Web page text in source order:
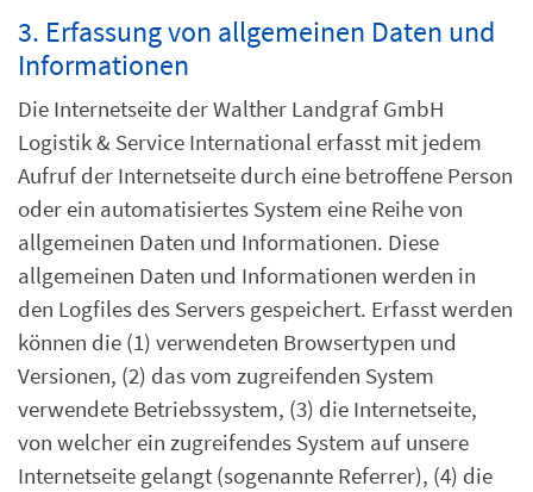
3. Erfassung von allgemeinen Daten und
Informationen
Die Internetseite der Walther Landgraf GmbH
Logistik & Service International erfasst mit jedem
Aufruf der Internetseite durch eine betroffene Person
oder ein automatisiertes System eine Reihe von
allgemeinen Daten und Informationen. Diese
allgemeinen Daten und Informationen werden in
den Logfiles des Servers gespeichert. Erfasst werden
können die (1) verwendeten Browsertypen und
Versionen, (2) das vom zugreifenden System
verwendete Betriebssystem, (3) die Internetseite,
von welcher ein zugreifendes System auf unsere
Internetseite gelangt (sogenannte Referrer), (4) die